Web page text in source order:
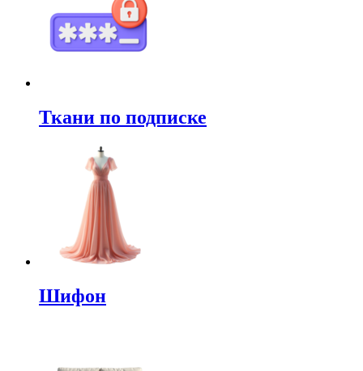
Ткани по подписке
Шифон